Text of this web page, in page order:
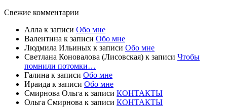
Свежие комментарии
Алла к записи Обо мне
Валентина к записи Обо мне
Людмила Ильиных к записи Обо мне
Светлана Коновалова (Лисовская) к записи Чтобы
помнили потомки…
Галина к записи Обо мне
Ираида к записи Обо мне
Смирнова Ольга к записи КОНТАКТЫ
Ольга Смирнова к записи КОНТАКТЫ